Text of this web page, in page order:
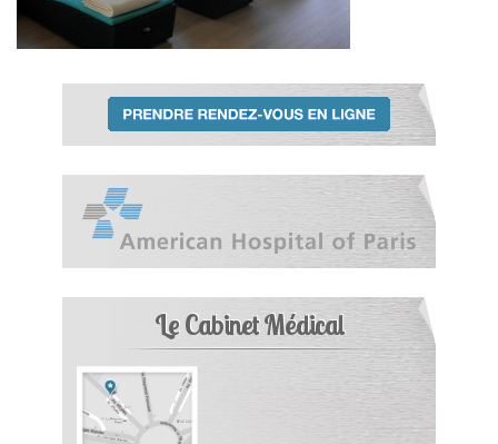
Le Cabinet Médical